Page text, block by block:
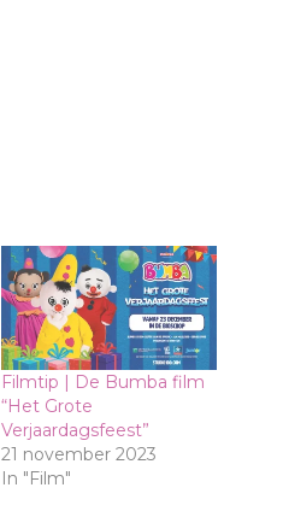
Filmtip | De Bumba film
“Het Grote
Verjaardagsfeest”
21 november 2023
In "Film"